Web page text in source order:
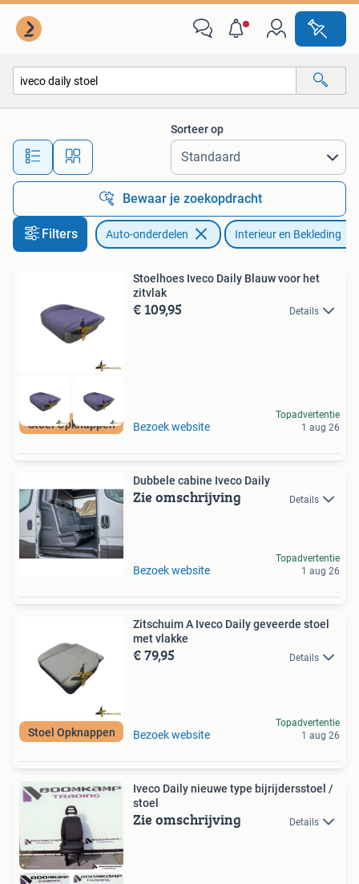
Alle afstanden…
Sorteer op
Bewaar je zoekopdracht
Filters Auto-onderdelen Interieur en Bekleding
Stoel Opknappen
Stoelhoes Iveco Daily Blauw voor het
zitvlak
€ 109,95 Details
Bezoek website
Topadvertentie
1 aug 26
Dubbele cabine Iveco Daily
Zie omschrijving Details
Bezoek website
Topadvertentie
1 aug 26
Stoel Opknappen
Zitschuim A Iveco Daily geveerde stoel
met vlakke
€ 79,95 Details
Bezoek website
Topadvertentie
1 aug 26
Iveco Daily nieuwe type bijrijdersstoel /
stoel
Zie omschrijving Details